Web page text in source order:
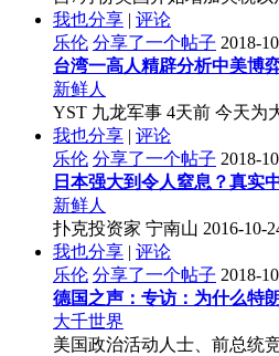
我也分享 | 评论
乐伦 分享了一个帖子 2018-
台湾一高人精辟分析中美博
新鲜人
YST 九龙军事 4天前 今天为
我也分享 | 评论
乐伦 分享了一个帖子 2018-
日本强大到令人窒息？真实
新鲜人
扑克投资家 宁南山 2016-
我也分享 | 评论
乐伦 分享了一个帖子 2018-
德国之声：专访：为什么特
大千世界
美国政治活动人士、前总统